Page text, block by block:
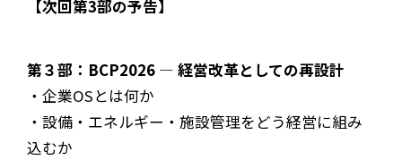
【次回第3部の予告】
第３部：BCP2026 ― 経営改革としての再設計
・企業OSとは何か
・設備・エネルギー・施設管理をどう経営に組み
込むか